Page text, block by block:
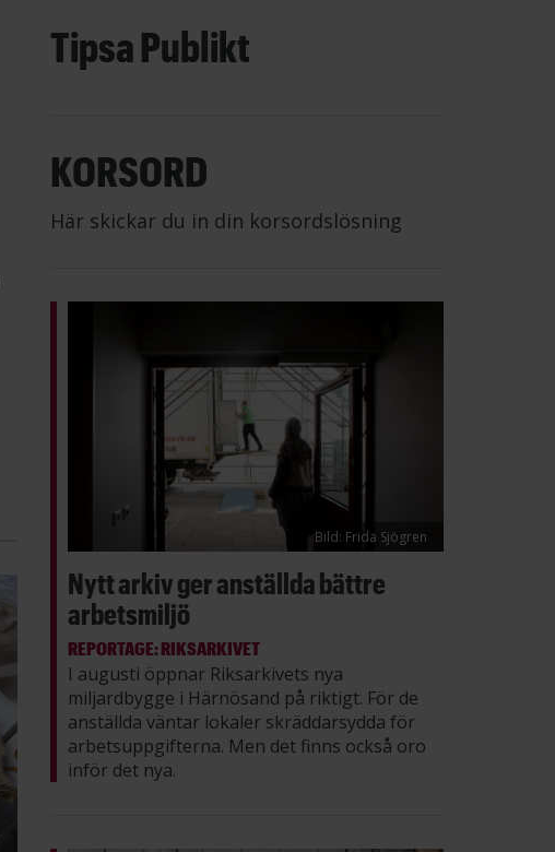
Tipsa Publikt
KORSORD
Här skickar du in din korsordslösning
Bild: Frida Sjögren
Nytt arkiv ger anställda bättre
arbetsmiljö
REPORTAGE: RIKSARKIVET
I augusti öppnar Riksarkivets nya
miljardbygge i Härnösand på riktigt. För de
anställda väntar lokaler skräddarsydda för
arbetsuppgifterna. Men det finns också oro
inför det nya.